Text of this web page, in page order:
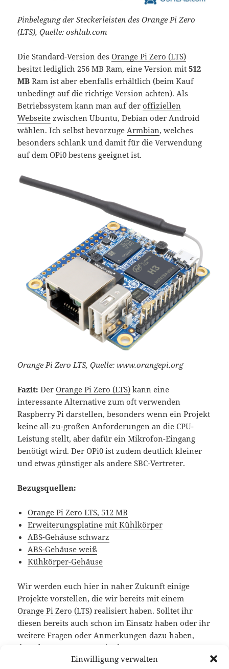
Einwilligung verwalten
Pinbelegung der Steckerleisten des Orange Pi Zero
(LTS), Quelle: oshlab.com
Die Standard-Version desOrange Pi Zero (LTS)
besitzt lediglich 256 MB Ram, eine Version mit512
MB Ram ist aber ebenfalls erhältlich (beim Kauf
unbedingt auf die richtige Version achten). Als
Betriebssystem kann man auf deroffiziellen
Webseite zwischen Ubuntu, Debian oder Android
wählen. Ich selbst bevorzugeArmbian, welches
besonders schlank und damit für die Verwendung
auf dem OPi0 bestens geeignet ist.
Orange Pi Zero LTS, Quelle: www.orangepi.org
Fazit: DerOrange Pi Zero (LTS) kann eine
interessante Alternative zum oft verwenden
Raspberry Pi darstellen, besonders wenn ein Projekt
keine all-zu-großen Anforderungen an die CPU-
Leistung stellt, aber dafür ein Mikrofon-Eingang
benötigt wird. Der OPi0 ist zudem deutlich kleiner
und etwas günstiger als andere SBC-Vertreter.
Bezugsquellen:
Orange Pi Zero LTS, 512 MB
Erweiterungsplatine mit Kühlkörper
ABS-Gehäuse schwarz
ABS-Gehäuse weiß
Kühkörper-Gehäuse
Wir werden euch hier in naher Zukunft einige
Projekte vorstellen, die wir bereits mit einem
Orange Pi Zero (LTS) realisiert haben. Solltet ihr
diesen bereits auch schon im Einsatz haben oder ihr
weitere Fragen oder Anmerkungen dazu haben,
dann lasst es uns gerne in den Kommentaren zu
diesem Beitrag wissen.